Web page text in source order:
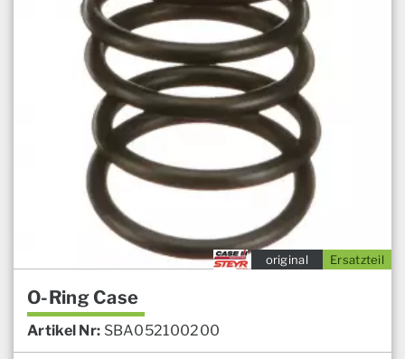
Ersatzteil
original
O-Ring Case
Artikel Nr: SBA052100200